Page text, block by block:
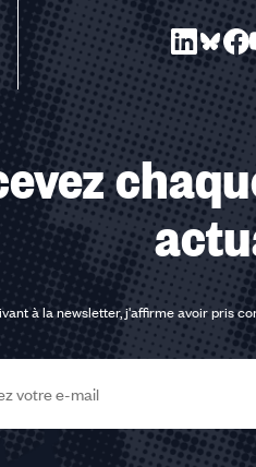
à la newsletter, j'affirme avoir pris